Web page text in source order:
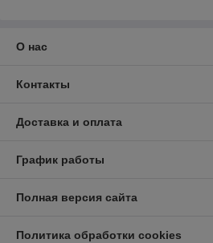
О нас
Контакты
Доставка и оплата
График работы
Полная версия сайта
Политика обработки cookies